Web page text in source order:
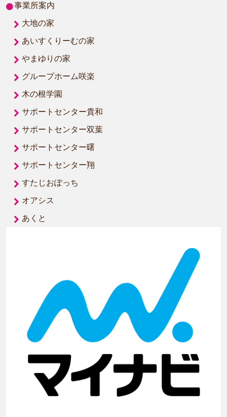
事業所案内
大地の家
あいすくりーむの家
やまゆりの家
グループホーム咲楽
木の根学園
サポートセンター貴和
サポートセンター双葉
サポートセンター曙
サポートセンター翔
すたじおぽっち
オアシス
あくと